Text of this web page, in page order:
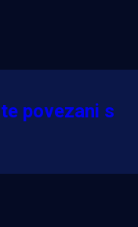
povezani s